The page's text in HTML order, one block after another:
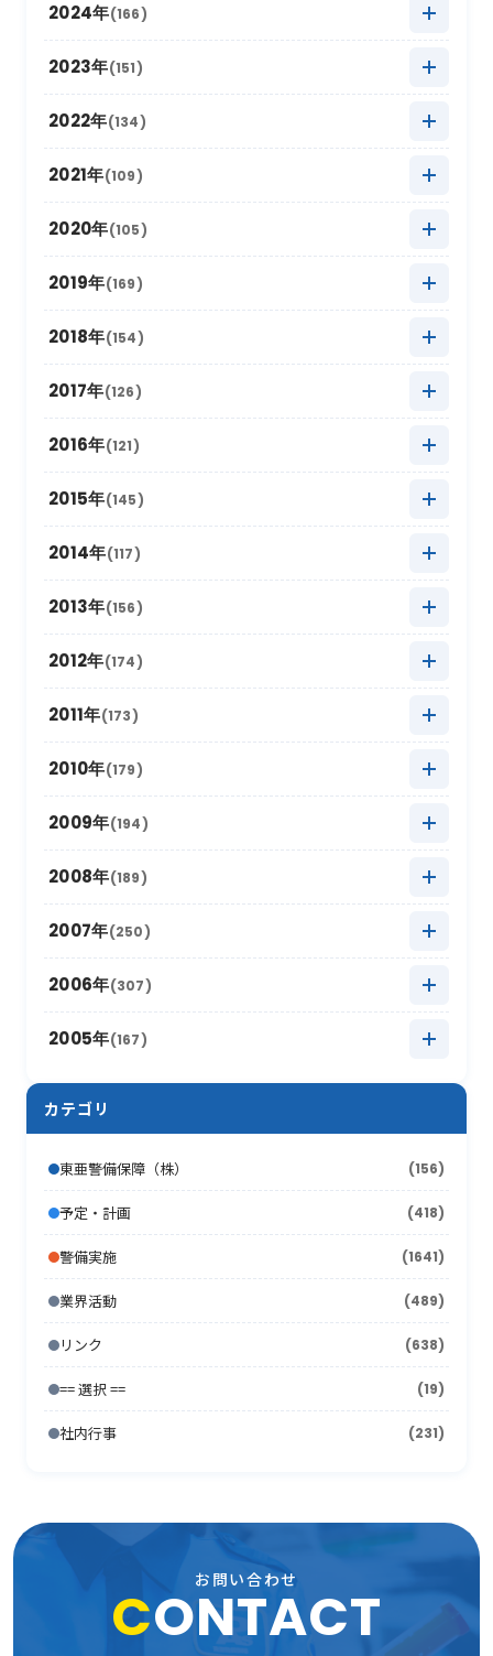
2025年12月 (9)
2025年11月
2025年10月
2025年9月 (10)
2025年7月 (16)
2025年6月 (8)
2025年5月 (22)
2025年4月
2025年3月
2025年2月 (6)
2024年(166)
2024年12月 (8)
2024年11月
2024年10月
2024年9月 (12)
2024年7月 (18)
2024年6月 (6)
2024年5月 (18)
2024年4月
2024年3月
2024年2月 (5)
2023年(151)
2023年12月 (5)
2023年11月
2023年10月
2023年9月 (11)
2023年7月 (12)
2023年6月 (6)
2023年5月 (21)
2023年4月
2023年3月
2023年2月 (8)
2022年(134)
2022年12月 (11)
2022年11月
2022年10月
2022年9月 (12)
2022年7月 (9)
2022年6月 (2)
2022年5月 (11)
2022年4月
2022年3月
2022年2月 (6)
2021年(109)
2021年12月 (3)
2021年11月
2021年10月
2021年9月 (5)
2021年7月 (9)
2021年6月 (6)
2021年5月 (9)
2021年4月
2021年3月
2021年2月 (7)
2020年(105)
2020年12月 (4)
2020年11月
2020年10月
2020年9月 (4)
2020年7月 (8)
2020年6月 (4)
2020年5月 (8)
2020年4月
2020年3月
2020年2月 (15)
2019年(169)
2019年12月 (9)
2019年11月
2019年10月
2019年9月 (12)
2019年7月 (16)
2019年6月 (4)
2019年5月 (20)
2019年4月
2019年3月
2019年2月 (6)
2018年(154)
2018年12月 (10)
2018年11月
2018年10月
2018年9月 (16)
2018年7月 (11)
2018年6月 (6)
2018年5月 (16)
2018年4月
2018年3月
2018年2月 (10)
2017年(126)
2017年12月 (7)
2017年11月
2017年10月
2017年9月 (6)
2017年7月 (11)
2017年6月 (4)
2017年5月 (15)
2017年4月
2017年3月
2017年2月 (4)
2016年(121)
2016年12月 (4)
2016年11月
2016年10月
2016年9月 (9)
2016年7月 (13)
2016年6月 (7)
2016年5月 (16)
2016年4月
2016年3月
2016年2月 (6)
2015年(145)
2015年12月 (4)
2015年11月
2015年10月
2015年9月 (15)
2015年7月 (14)
2015年6月 (9)
2015年5月 (17)
2015年4月
2015年3月
2015年2月 (7)
2014年(117)
2014年12月 (10)
2014年11月
2014年10月
2014年9月 (13)
2014年7月 (8)
2014年6月 (8)
2014年5月 (12)
2014年4月
2014年3月
2014年1月
2013年(156)
2013年12月 (8)
2013年11月
2013年10月
2013年9月 (17)
2013年7月 (19)
2013年6月 (12)
2013年5月 (16)
2013年4月
2013年2月
2013年1月 (7)
2012年(174)
2012年12月 (11)
2012年11月
2012年10月
2012年9月 (18)
2012年7月 (17)
2012年6月 (17)
2012年5月 (16)
2012年4月 (12)
2012年2月 (11)
2012年1月 (10)
2011年(173)
2011年12月 (14)
2011年11月
2011年10月
2011年9月 (17)
2011年7月 (21)
2011年6月 (9)
2011年5月 (11)
2011年4月 (12)
2011年3月 (13)
2011年1月 (12)
2010年(179)
2010年12月 (15)
2010年11月
2010年10月
2010年9月 (19)
2010年7月 (12)
2010年6月
2010年4月 (15)
2010年3月 (18)
2010年2月 (7)
2010年1月 (13)
2009年(194)
2009年12月 (15)
2009年11月
2009年10月
2009年9月 (22)
2009年7月
2009年5月 (16)
2009年3月 (22)
2009年2月 (15)
2009年1月 (16)
2008年(189)
2008年12月 (10)
2008年11月
2008年10月
2008年8月
2008年7月 (15)
2008年6月 (10)
2008年5月 (21)
2008年4月 (11)
2008年3月 (26)
2008年2月 (15)
2008年1月 (10)
2007年(250)
2007年12月 (17)
2007年11月
2007年9月
2007年8月 (22)
2007年7月 (21)
2007年6月 (17)
2007年5月 (24)
2007年4月 (21)
2007年3月 (31)
2007年2月 (33)
2006年(307)
2006年12月 (30)
2006年11月 (20)
2006年9月 (44)
2006年8月 (26)
2006年7月 (22)
2006年6月 (26)
2006年5月 (23)
2006年4月
2006年1月
2005年(167)
2005年12月 (19)
2005年11月 (24)
2005年10月 (13)
2005年8月 (14)
2005年7月 (8)
2005年6月 (9)
2005年5月 (11)
2005年1月
カテゴリ
東亜警備保障（株） (156)
予定・計画 (418)
警備実施 (1641)
業界活動 (489)
リンク (638)
== 選択 == (19)
社内行事 (231)
お問い合わせ
CONTACT